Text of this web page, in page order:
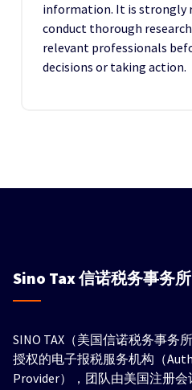
information. It is strongly
conduct thorough
relevant professionals
decisions or taking action.
Sino Tax信诺税务事务所
SINO TAX（美国信诺税务事务
授权的电子报税服务机构（
Provider），团队由美国注册